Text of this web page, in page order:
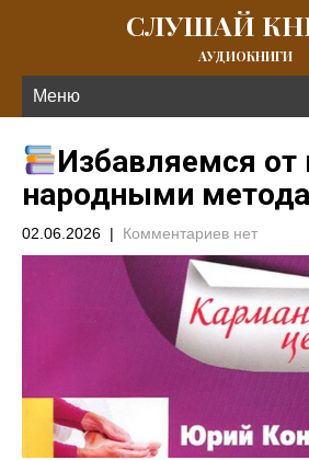
СЛУШАЙ
АУДИОКНИГИ
Меню
Избавляемся от
народными
02.06.2026 | Комментариев нет